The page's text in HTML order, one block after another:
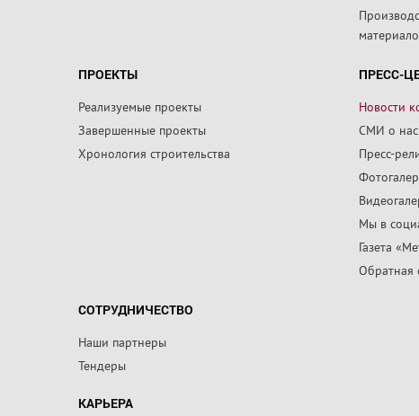
ПРОЕКТЫ
Реализуемые проекты
Завершенные проекты
Хронология строительства
ПРЕСС-
Новости
СМИ о нас
Пресс-
Мы в
Газета
Обратная
СОТРУДНИЧЕСТВО
Наши партнеры
Тендеры
КАРЬЕРА